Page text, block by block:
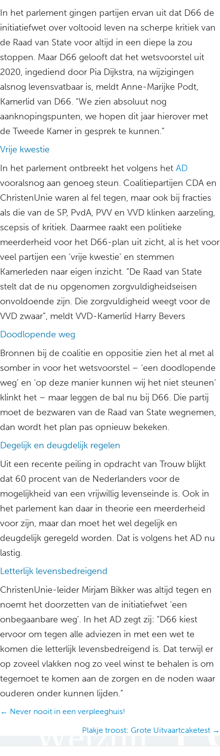
In het parlement gingen partijen ervan uit dat D66 de
initiatiefwet over voltooid leven na scherpe kritiek van
de Raad van State voor altijd in een diepe la zou
stoppen. Maar D66 gelooft dat het wetsvoorstel uit
2020, ingediend door Pia Dijkstra, na wijzigingen
alsnog levensvatbaar is, meldt Anne-Marijke Podt,
Kamerlid van D66. “We zien absoluut nog
aanknopingspunten, we hopen dit jaar hierover met
de Tweede Kamer in gesprek te kunnen.”
Vrije kwestie
In het parlement ontbreekt het volgens het AD
vooralsnog aan genoeg steun. Coalitiepartijen CDA en
ChristenUnie waren al fel tegen, maar ook bij fracties
als die van de SP, PvdA, PVV en VVD klinken aarzeling,
scepsis of kritiek. Daarmee raakt een politieke
meerderheid voor het D66-plan uit zicht, al is het voor
veel partijen een ‘vrije kwestie’ en stemmen
Kamerleden naar eigen inzicht. “De Raad van State
stelt dat de nu opgenomen zorgvuldigheidseisen
onvoldoende zijn. Die zorgvuldigheid weegt voor de
VVD zwaar”, meldt VVD-Kamerlid Harry Bevers
Doodlopende weg
Bronnen bij de coalitie en oppositie zien het al met al
somber in voor het wetsvoorstel – ‘een doodlopende
weg’ en ‘op deze manier kunnen wij het niet steunen’
klinkt het – maar leggen de bal nu bij D66. Die partij
moet de bezwaren van de Raad van State wegnemen,
dan wordt het plan pas opnieuw bekeken.
Degelijk en deugdelijk regelen
Uit een recente peiling in opdracht van Trouw blijkt
dat 60 procent van de Nederlanders voor de
mogelijkheid van een vrijwillig levenseinde is. Ook in
het parlement kan daar in theorie een meerderheid
voor zijn, maar dan moet het wel degelijk en
deugdelijk geregeld worden. Dat is volgens het AD nu
lastig.
Letterlijk levensbedreigend
ChristenUnie-leider Mirjam Bikker was altijd tegen en
noemt het doorzetten van de initiatiefwet ‘een
onbegaanbare weg’. In het AD zegt zij: “D66 kiest
ervoor om tegen alle adviezen in met een wet te
komen die letterlijk levensbedreigend is. Dat terwijl er
op zoveel vlakken nog zo veel winst te behalen is om
tegemoet te komen aan de zorgen en de noden waar
ouderen onder kunnen lijden.”
Posts
← Never nooit in een verpleeghuis!
Plakje troost: Grote Uitvaartcaketest →